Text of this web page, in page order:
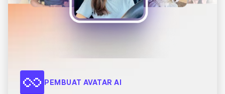
PEMBUAT AVATAR AI